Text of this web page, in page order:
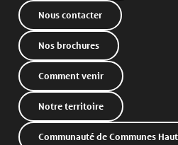
Nous contacter
Nos brochures
Comment venir
Notre territoire
Communauté de Communes